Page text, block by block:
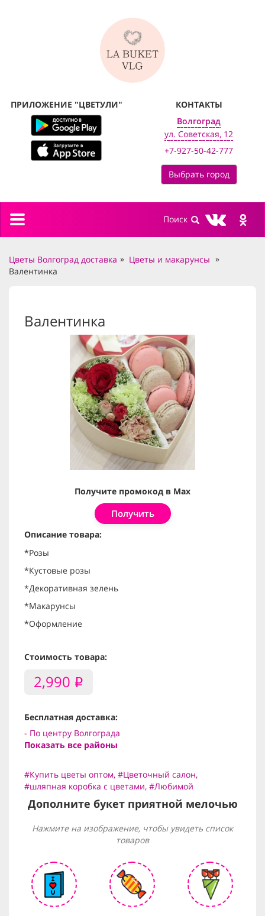
ПРИЛОЖЕНИЕ "ЦВЕТУЛИ"
КОНТАКТЫ
Волгоград
ул. Советская, 12
+7-927-50-42-777
Выбрать город
Toggle
Цветы Волгоград доставка
Цветы и макарунсы
Валентинка
Валентинка
Получите промокод в Max
Получить
Описание товара:
*Розы
*Кустовые розы
*Декоративная зелень
*Макарунсы
*Оформление
Стоимость товара:
2,990 i
Бесплатная доставка:
- По центру Волгограда
Показать все районы
#Купить цветы оптом, #Цветочный салон,
#шляпная коробка с цветами, #Любимой
Дополните букет приятной мелочью
Нажмите на изображение, чтобы увидеть список
товаров